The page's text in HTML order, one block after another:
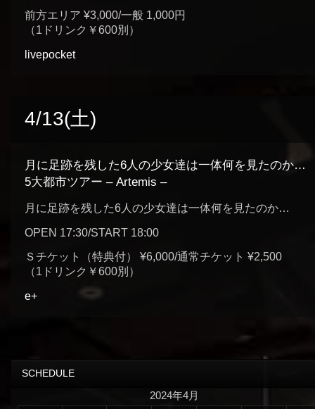
前方エリア ¥3,000/一般 1,000円
（1ドリンク￥600別）
livepocket
4/13(土)
月に足跡を残した6人の少女達は一体何を見たのか…
5大都市ツアー – Artemis –
月に足跡を残した6人の少女達は一体何を見たのか…
OPEN 17:30/START 18:00
Ｓチケット（特典付） ¥6,000/通常チケット ¥2,500
（1ドリンク￥600別）
e+
SCHEDULE
2024年4月